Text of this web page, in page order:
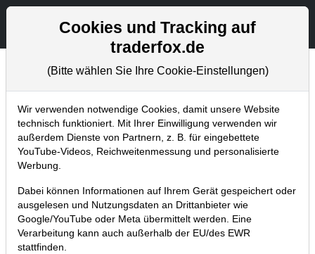
Aktien- und Artikelsuche
Tradingerfolge
Home Blog Tradingerfolge
Deutsche Trader schieben Panik.
US Spezial-Storys gehen durch die
Decke!
04.12.2013 um 17:26 Uhr | TraderFox GmbH
Cookies und Tracking auf
traderfox.de
(Bitte wählen Sie Ihre Cookie-Einstellungen)
Wir verwenden notwendige Cookies, damit unsere Website
technisch funktioniert. Mit Ihrer Einwilligung verwenden wir
außerdem Dienste von Partnern, z. B. für eingebettete
YouTube-Videos, Reichweitenmessung und personalisierte
Werbung.
Dabei können Informationen auf Ihrem Gerät gespeichert oder
ausgelesen und Nutzungsdaten an Drittanbieter wie
Google/YouTube oder Meta übermittelt werden. Eine
Verarbeitung kann auch außerhalb der EU/des EWR
stattfinden.